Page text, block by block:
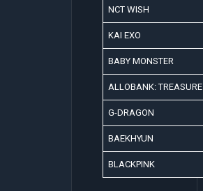
NCT WISH
KAI EXO
BABY MONSTER
ALLOBANK: TREASURE
G-DRAGON
BAEKHYUN
BLACKPINK